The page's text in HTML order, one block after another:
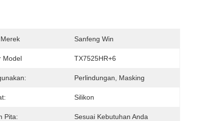
Sanfeng Win
Model TX7525HR+6
Perlindungan, Masking
Silikon
Pita: Sesuai Kebutuhan Anda